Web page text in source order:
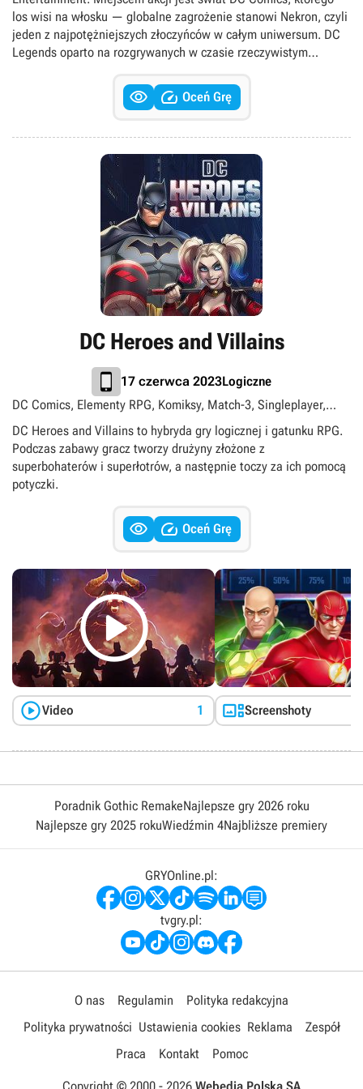
los wisi na włosku — globalne zagrożenie stanowi Nekron, czyli
jeden z najpotężniejszych złoczyńców w całym uniwersum. DC
Legends oparto na rozgrywanych w czasie rzeczywistym
kontroli nad drużyną, a jedynie możemy wskazywać cele
kolejnych ataków i aktywować ciosy specjalne. W trakcie
znaleźli się zarówno bohaterowie, na czele z Batmanem i
Supermanem, jak i ich śmiertelni wrogowie, jak choćby Joker
czy Lex Luthor. W obliczu śmiertelnego niebezpieczeństwa
herosi postanowili zakopać topór wojenny i połączyć siły —
każdy z nich posiada zestaw cech i zdolności, jakie rozwija w
miarę postępów w grze. Oprócz fabularnej kampanii dla
pojedynczego gracza, tytuł oferuje oparty na rywalizacji tryb
  Oceń Grę
DC Heroes and Villains
17 czerwca 2023Logiczne
DC Comics, Elementy RPG, Komiksy, Match-3, Singleplayer,
Superbohaterowie, Superłotrzy, Zagraj za darmo
DC Heroes and Villains to hybryda gry logicznej i gatunku RPG.
Podczas zabawy gracz tworzy drużyny złożone z
superbohaterów i superłotrów, a następnie toczy za ich pomocą
potyczki.
  Oceń Grę

Video 1 Screenshoty
Poradnik Gothic RemakeNajlepsze gry 2026 roku
Najlepsze gry 2025 rokuWiedźmin 4Najbliższe premiery
GRYOnline.pl:
tvgry.pl:
O nas Regulamin
Polityka redakcyjna
Polityka prywatności Ustawienia cookies Reklama
Zespół
Praca
Kontakt Pomoc